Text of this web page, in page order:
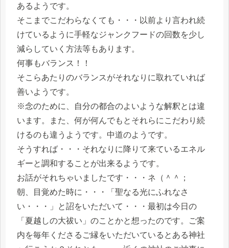
あるようです。
そこまでこだわらなくても・・・以前より言われ続
けているように手軽なジャンクフードの回数を少し
減らしていく方法等もあります。
何事もバランス！！
そこらあたりのバランスがそれなりに取れていれば
善いようです。
※念のために、自分の都合のよいような解釈とは違
います。また、何が何んでもとそれらにこだわり続
けるのも違うようです。中道のようです。
そうすれば・・・それなりに降りて来ているエネル
ギーと調和することが出来るようです。
お話がそれちゃいましたです・・・ネ（＾＾；
朝、目覚めた時に・・・「聖なる光にふれなさ
い・・・」と詔をいただいて・・・最初は今日の
「夏越しの大祓い」のことかと想ったのです。ご案
内を毎年くださるご縁をいただいているとある神社